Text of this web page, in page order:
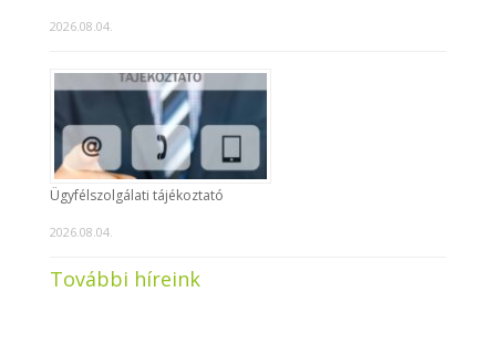
2026.08.04.
Ügyfélszolgálati tájékoztató
2026.08.04.
További híreink